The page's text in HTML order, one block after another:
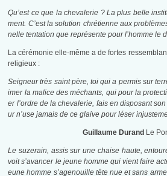
Qu’est ce que la chevalerie ? La plus belle
ment. C’est la solution chrétienne aux
nelle tentation que représente pour l’homme le
La cérémonie elle-même a de fortes
religieux :
Seigneur très saint père, toi qui a permis sur
imer la malice des méchants, qui pour la
er l’ordre de la chevalerie, fais en disposant
ur n’use jamais de ce glaive pour léser
Guillaume Durand Le
Le suzerain, assis sur une chaise haute,
voit s’avancer le jeune homme qui vient faire
eune homme s’agenouille tête nue et sans